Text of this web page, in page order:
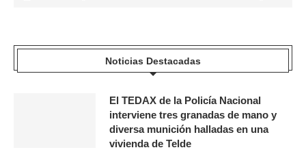
Noticias Destacadas
El TEDAX de la Policía Nacional
interviene tres granadas de mano y
diversa munición halladas en una
vivienda de Telde